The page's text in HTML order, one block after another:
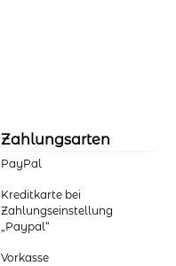
Zahlungsarten
PayPal
Kreditkarte bei
Zahlungseinstellung
„Paypal“
Vorkasse